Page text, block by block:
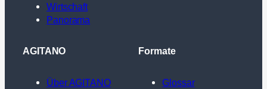
Wirtschaft
Panorama
AGITANO
Über AGITANO
Formate
Glossar